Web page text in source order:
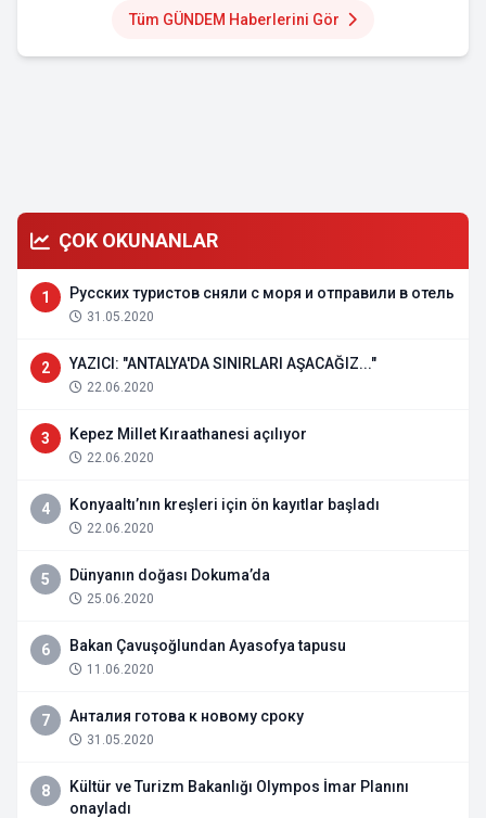
Tüm GÜNDEM Haberlerini Gör
ÇOK OKUNANLAR
1 Русских туристов сняли с моря и отправили в отель
31.05.2020
2 YAZICI: "ANTALYA'DA SINIRLARI AŞACAĞIZ..."
22.06.2020
3 Kepez Millet Kıraathanesi açılıyor
22.06.2020
4 Konyaaltı’nın kreşleri için ön kayıtlar başladı
22.06.2020
5 Dünyanın doğası Dokuma’da
25.06.2020
6 Bakan Çavuşoğlundan Ayasofya tapusu
11.06.2020
7 Анталия готова к новому сроку
31.05.2020
8
Kültür ve Turizm Bakanlığı Olympos İmar Planını
onayladı